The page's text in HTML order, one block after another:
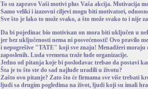
To su zapravo Vaši motivi plus Vaša akcija. Motivacija
Samo veliki i izazovni ciljevi mogu biti motivatori,
Sve što je lako to može svako, a što može svako to i nije
Da bi pojedinac bio motivisan on mora biti uključen u
jer bez uključenosti nema ni posvećenosti! Ovo pravilo
i nepogrešive "TATE" koji sve znaju! Menadžeri
zaposlenih. Luda vremena traže lude organizacije.
Jedno od pitanja koje bi poslodavac trebao da postavi
Šta je to što ste do sad najluđe uradili u životu?
Zašto ovo pitanje? Zato što će firmama sve više trebati
ljudi sa drugim pogledima na život, ljudi koji su imali